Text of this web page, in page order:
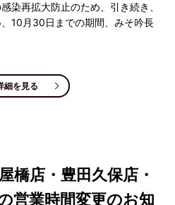
染再拡大防止のため、引き続き、
10月30日までの期間、みそ吟長
細を見る
橋店・豊田久保店・
営業時間変更のお知